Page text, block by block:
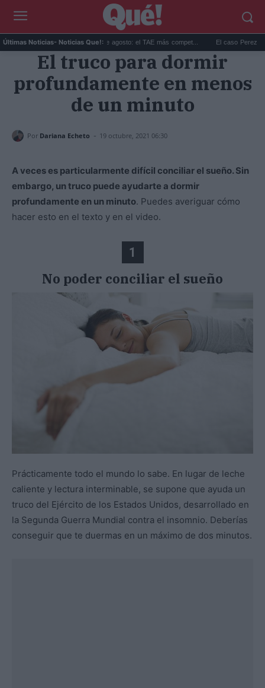
Últimas Noticias- Noticias Que!:
Las mejores hipotecas de agosto: el TAE más compet... El caso Perez Hilton:
El truco para dormir
profundamente en menos
de un minuto
Por Dariana Echeto - 19 octubre, 2021 06:30
A veces es particularmente difícil conciliar el sueño. Sin
embargo, un truco puede ayudarte a dormir
profundamente en un minuto. Puedes averiguar cómo
hacer esto en el texto y en el video.
1
No poder conciliar el sueño
Prácticamente todo el mundo lo sabe. En lugar de leche
caliente y lectura interminable, se supone que ayuda un
truco del Ejército de los Estados Unidos, desarrollado en
la Segunda Guerra Mundial contra el insomnio. Deberías
conseguir que te duermas en un máximo de dos minutos.